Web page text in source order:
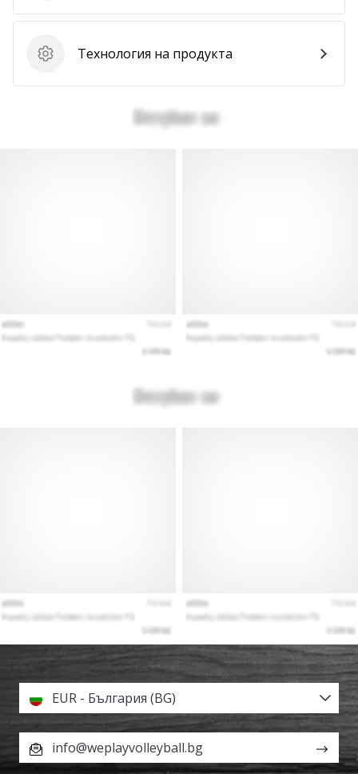
…
Покажи
Технология на продукта
Технология на продукта
EUR - България (BG)
info@weplayvolleyball.bg